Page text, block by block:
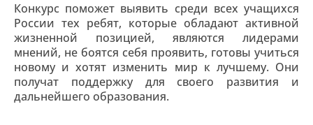
Конкурс поможет выявить среди всех учащихся
России тех ребят, которые обладают активной
жизненной позицией, являются лидерами
мнений, не боятся себя проявить, готовы учиться
новому и хотят изменить мир к лучшему. Они
получат поддержку для своего развития и
дальнейшего образования.